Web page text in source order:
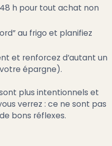
h pour tout achat non
au frigo et planifiez
et renforcez d’autant un
épargne).
plus intentionnels et
verrez : ce ne sont pas
bons réflexes.